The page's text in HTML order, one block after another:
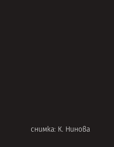
снимка: К. Нинова